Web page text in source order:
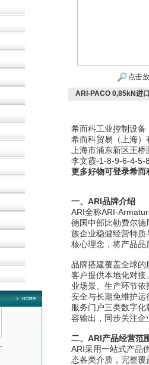
点击
ARI-PACO 0,85kN进
希而科工业控制设备
希而科贸易（上海）
上海市浦东新区王
李文霞-1-8-9-6-4-5-
更多好物可登录希而
一、ARI品牌介绍
ARI全称ARI-
德国中部比勒费尔
族企业稳健经营特
核心理念，将产品
品牌搭建覆盖全球
客户提供本地化对
业场景。生产环节
安全与长期免维护
服务门户三类数字
容输出，同步关注
二、ARI产品经营范
ARI采用一站式产品
态各类介质，完整